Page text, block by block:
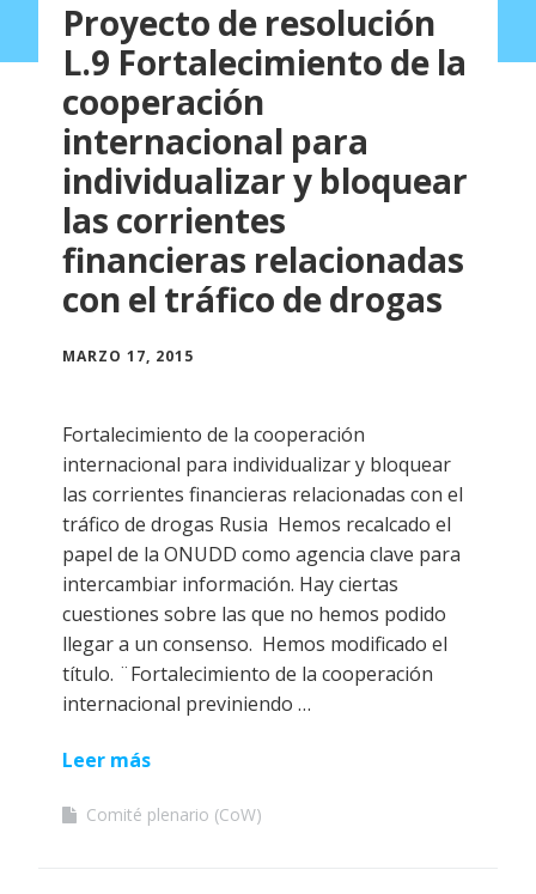
Proyecto de resolución
L.9 Fortalecimiento de la
cooperación
internacional para
individualizar y bloquear
las corrientes
financieras relacionadas
con el tráfico de drogas
MARZO 17, 2015
Fortalecimiento de la cooperación
internacional para individualizar y bloquear
las corrientes financieras relacionadas con el
tráfico de drogas Rusia Hemos recalcado el
papel de la ONUDD como agencia clave para
intercambiar información. Hay ciertas
cuestiones sobre las que no hemos podido
llegar a un consenso. Hemos modificado el
título. ¨Fortalecimiento de la cooperación
internacional previniendo …
Leer más
Comité plenario (CoW)